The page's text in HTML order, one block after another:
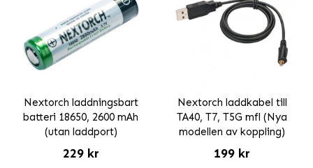
Nextorch laddningsbart
batteri 18650, 2600 mAh
(utan laddport)
229 kr
Nextorch laddkabel till
TA40, T7, T5G mfl (Nya
modellen av koppling)
199 kr